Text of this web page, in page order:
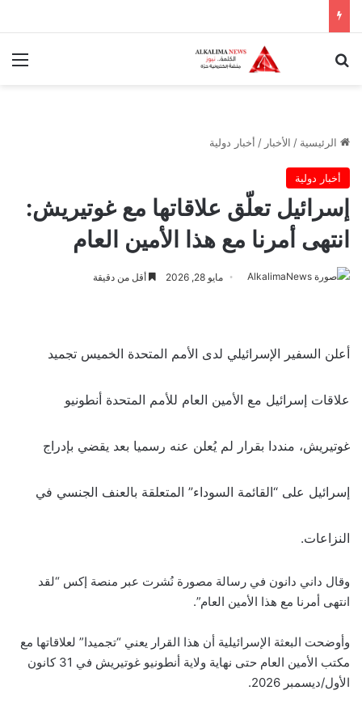
الرئيسية / الأخبار / أخبار دولية
أخبار دولية
إسرائيل تعلّق علاقاتها مع غوتيريش:
انتهى أمرنا مع هذا الأمين العام
مايو 28, 2026 أقل من دقيقة
أعلن السفير الإسرائيلي لدى الأمم المتحدة الخميس تجميد
علاقات إسرائيل مع الأمين العام للأمم المتحدة أنطونيو
غوتيريش، منددا بقرار لم يُعلن عنه رسميا بعد يقضي بإدراج
إسرائيل على “القائمة السوداء” المتعلقة بالعنف الجنسي في
النزاعات.
وقال داني دانون في رسالة مصورة نُشرت عبر منصة إكس “لقد
انتهى أمرنا مع هذا الأمين العام”.
وأوضحت البعثة الإسرائيلية أن هذا القرار يعني “تجميدا” لعلاقاتها مع
مكتب الأمين العام حتى نهاية ولاية أنطونيو غوتيريش في 31 كانون
الأول/ديسمبر 2026.